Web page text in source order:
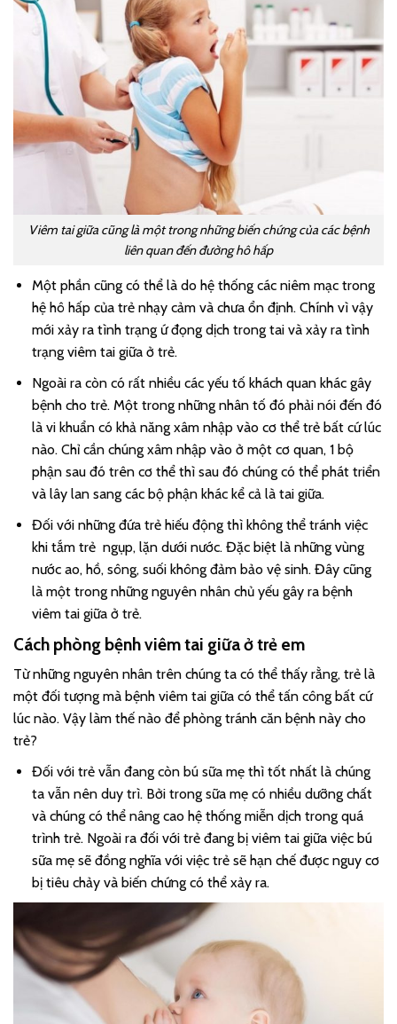
Viêm tai giữa cũng là một trong những biến chứng của các bệnh
liên quan đến đường hô hấp
Một phần cũng có thể là do hệ thống các niêm mạc trong
hệ hô hấp của trẻ nhạy cảm và chưa ổn định. Chính vì vậy
mới xảy ra tình trạng ứ đọng dịch trong tai và xảy ra tình
trạng viêm tai giữa ở trẻ.
Ngoài ra còn có rất nhiều các yếu tố khách quan khác gây
bệnh cho trẻ. Một trong những nhân tố đó phải nói đến đó
là vi khuẩn có khả năng xâm nhập vào cơ thể trẻ bất cứ lúc
nào. Chỉ cần chúng xâm nhập vào ở một cơ quan, 1 bộ
phận sau đó trên cơ thể thì sau đó chúng có thể phát triển
và lây lan sang các bộ phận khác kể cả là tai giữa.
Đối với những đứa trẻ hiếu động thì không thể tránh việc
khi tắm trẻ ngụp, lặn dưới nước. Đặc biệt là những vùng
nước ao, hồ, sông, suối không đảm bảo vệ sinh. Đây cũng
là một trong những nguyên nhân chủ yếu gây ra bệnh
viêm tai giữa ở trẻ.
Cách phòng bệnh viêm tai giữa ở trẻ em
Từ những nguyên nhân trên chúng ta có thể thấy rằng, trẻ là
một đối tượng mà bệnh viêm tai giữa có thể tấn công bất cứ
lúc nào. Vậy làm thế nào để phòng tránh căn bệnh này cho
trẻ?
Đối với trẻ vẫn đang còn bú sữa mẹ thì tốt nhất là chúng
ta vẫn nên duy trì. Bởi trong sữa mẹ có nhiều dưỡng chất
và chúng có thể nâng cao hệ thống miễn dịch trong quá
trình trẻ. Ngoài ra đối với trẻ đang bị viêm tai giữa việc bú
sữa mẹ sẽ đồng nghĩa với việc trẻ sẽ hạn chế được nguy cơ
bị tiêu chảy và biến chứng có thể xảy ra.